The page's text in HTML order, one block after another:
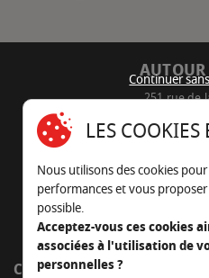
AUTOUR
251 rue de
05 45
Nous
CÔTÉ OUTDOOR
Continuer
LES COOKIES
Nous utilisons des cookies
performances et vous
possible.
Acceptez-vous ces cookies
associées à l'utilisation de
personnelles ?